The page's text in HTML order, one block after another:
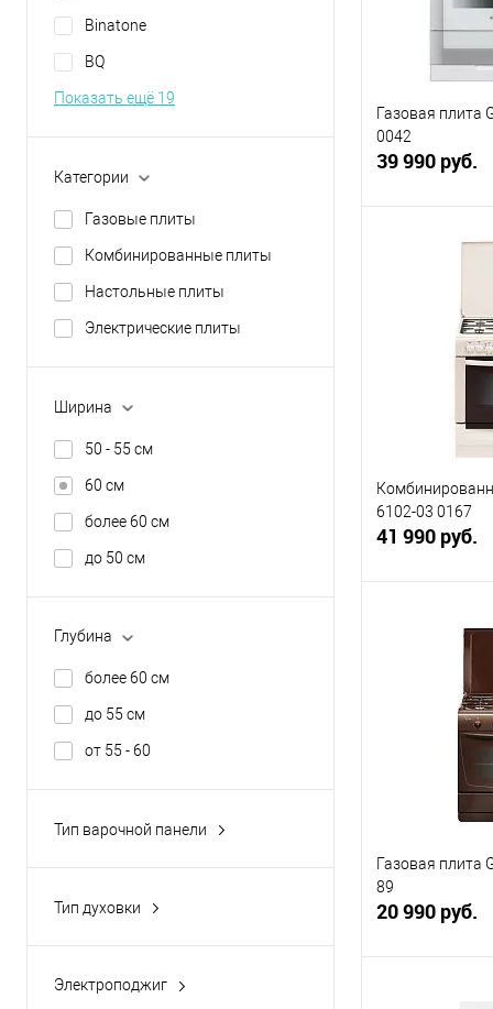
Binatone
BQ
Показать ещё 19
Категории
Газовые плиты
Комбинированные плиты
Настольные плиты
Электрические плиты
Ширина
50 - 55 см
60 см
более 60 см
до 50 см
Глубина
более 60 см
до 55 см
от 55 - 60
Тип варочной панели
Тип духовки
Электроподжиг
Газовая плита
0042
39 990 руб.
В
В избранное
6102-03 0167
41 990 руб.
В избранное
Газовая плита
89
20 990 руб.